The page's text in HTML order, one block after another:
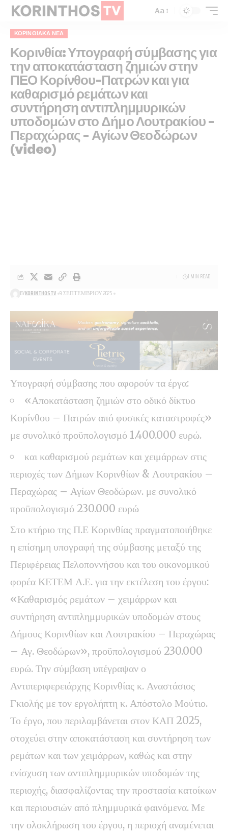
Aa
ΚΟΡΙΝΘΙΑΚΆ ΝΈΑ
Κορινθία: Υπογραφή σύμβασης για
την αποκατάσταση ζημιών στην
ΠΕΟ Κορίνθου-Πατρών και για
καθαρισμό ρεμάτων και
συντήρηση αντιπλημμυρικών
υποδομών στο Δήμο Λουτρακίου –
Περαχώρας – Αγίων Θεοδώρων
(video)
BYKORINTHOSTV 9 ΣΕΠΤΕΜΒΡΊΟΥ 2025
1 MIN READ
Υπογραφή σύμβασης που αφορούν τα έργα:
«Αποκατάσταση ζημιών στο οδικό δίκτυο
Κορίνθου – Πατρών από φυσικές καταστροφές»
με συνολικό προϋπολογισμό 1.400.000 ευρώ.
και καθαρισμού ρεμάτων και χειμάρρων στις
περιοχές των Δήμων Κορινθίων & Λουτρακίου –
Περαχώρας – Αγίων Θεοδώρων. με συνολικό
προϋπολογισμό 230.000 ευρώ
Στο κτήριο της Π.Ε Κορινθίας πραγματοποιήθηκε
η επίσημη υπογραφή της σύμβασης μεταξύ της
Περιφέρειας Πελοποννήσου και του οικονομικού
φορέα ΚΕΤΕΜ Α.Ε. για την εκτέλεση του έργου:
«Καθαρισμός ρεμάτων – χειμάρρων και
συντήρηση αντιπλημμυρικών υποδομών στους
Δήμους Κορινθίων και Λουτρακίου – Περαχώρας
– Αγ. Θεοδώρων», προϋπολογισμού 230.000
ευρώ. Την σύμβαση υπέγραψαν ο
Αντιπεριφερειάρχης Κορινθίας κ. Αναστάσιος
Γκιολής με τον εργολήπτη κ. Απόστολο Μούτιο.
Το έργο, που περιλαμβάνεται στον ΚΑΠ 2025,
στοχεύει στην αποκατάσταση και συντήρηση των
ρεμάτων και των χειμάρρων, καθώς και στην
ενίσχυση των αντιπλημμυρικών υποδομών της
περιοχής, διασφαλίζοντας την προστασία κατοίκων
και περιουσιών από πλημμυρικά φαινόμενα. Με
την ολοκλήρωση του έργου, η περιοχή αναμένεται